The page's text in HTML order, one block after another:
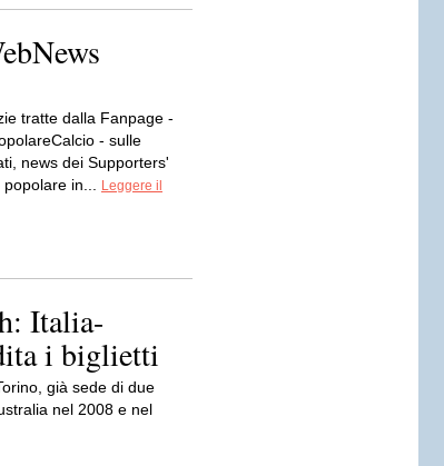
tratte dalla Fanpage -
- sulle
news dei Supporters'
in...
Leggere il
Italia-
i biglietti
già sede di due
nel 2008 e nel